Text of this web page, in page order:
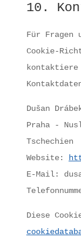
10.
Für Fragen
Cookie-
Dušan
Praha -
Tschechien
Website:
E-Mail:
Diese